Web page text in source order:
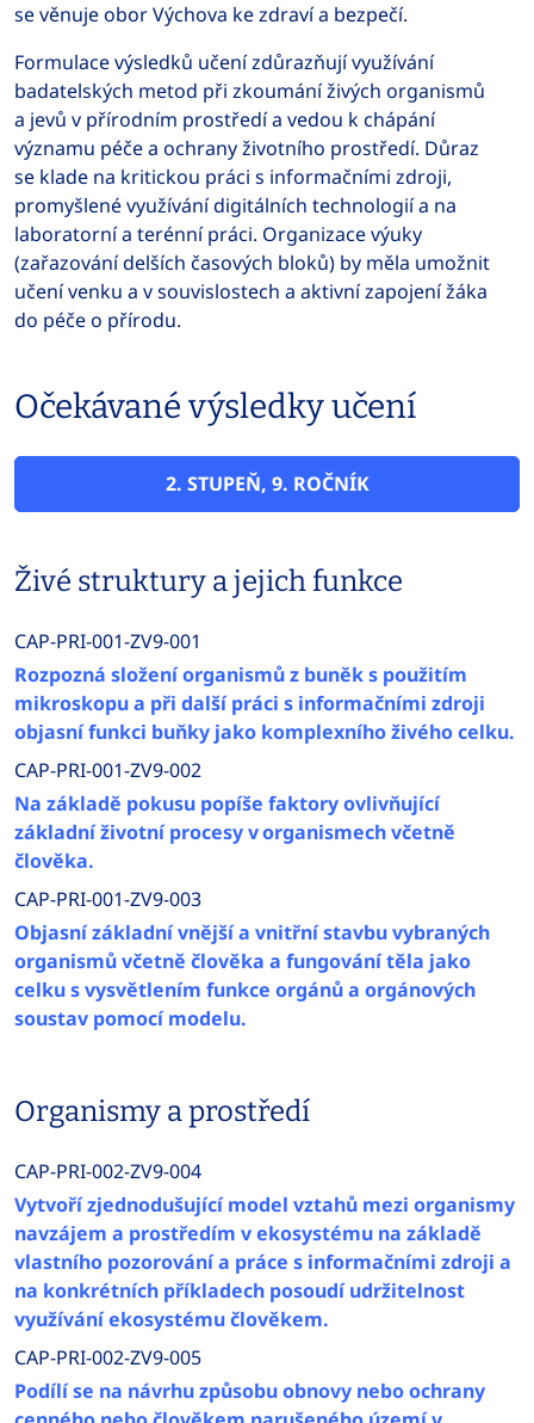
se věnuje obor Výchova ke zdraví a bezpečí.
Formulace výsledků učení zdůrazňují využívání
badatelských metod při zkoumání živých organismů
a jevů v přírodním prostředí a vedou k chápání
významu péče a ochrany životního prostředí. Důraz
se klade na kritickou práci s informačními zdroji,
promyšlené využívání digitálních technologií a na
laboratorní a terénní práci. Organizace výuky
(zařazování delších časových bloků) by měla umožnit
učení venku a v souvislostech a aktivní zapojení žáka
do péče o přírodu.
Očekávané výsledky učení
2. STUPEŇ, 9. ROČNÍK
Živé struktury a jejich funkce
CAP-PRI-001-ZV9-001
Rozpozná složení organismů z buněk s použitím
mikroskopu a při další práci s informačními zdroji
objasní funkci buňky jako komplexního živého celku.
CAP-PRI-001-ZV9-002
Na základě pokusu popíše faktory ovlivňující
základní životní procesy v organismech včetně
člověka.
CAP-PRI-001-ZV9-003
Objasní základní vnější a vnitřní stavbu vybraných
organismů včetně člověka a fungování těla jako
celku s vysvětlením funkce orgánů a orgánových
soustav pomocí modelu.
Organismy a prostředí
CAP-PRI-002-ZV9-004
Vytvoří zjednodušující model vztahů mezi organismy
navzájem a prostředím v ekosystému na základě
vlastního pozorování a práce s informačními zdroji a
na konkrétních příkladech posoudí udržitelnost
využívání ekosystému člověkem.
CAP-PRI-002-ZV9-005
Podílí se na návrhu způsobu obnovy nebo ochrany